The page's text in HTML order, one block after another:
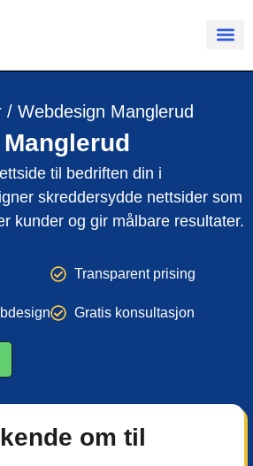
/ Webdesign Manglerud
Manglerud
til bedriften din i
skreddersydde nettsider som
kunder og gir målbare resultater.
Transparent prising
Gratis konsultasjon
om til